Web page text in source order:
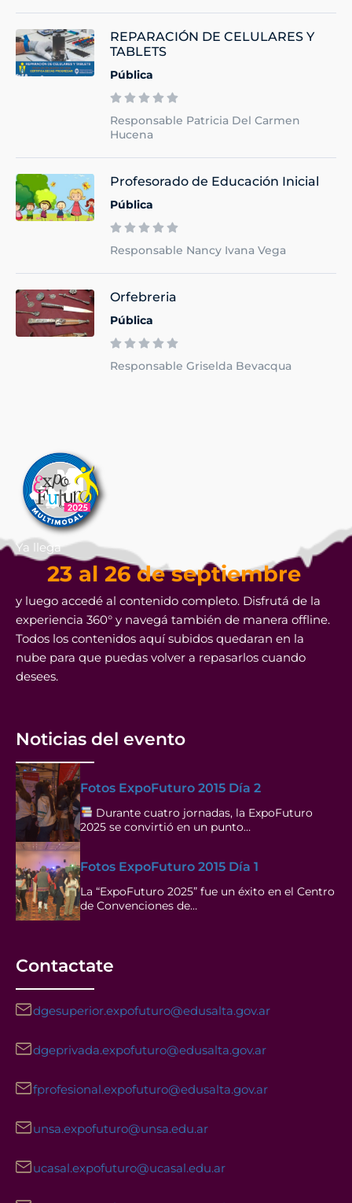
REPARACIÓN DE CELULARES Y
TABLETS
Pública
Responsable Patricia Del Carmen
Hucena
Profesorado de Educación Inicial
Pública
Responsable Nancy Ivana Vega
Orfebreria
Pública
Responsable Griselda Bevacqua
Ya llega
23 al 26 de septiembre
y luego accedé al contenido completo. Disfrutá de la
experiencia 360° y navegá también de manera offline.
Todos los contenidos aquí subidos quedaran en la
nube para que puedas volver a repasarlos cuando
desees.
Noticias del evento
Fotos ExpoFuturo 2015 Día 2
Durante cuatro jornadas, la ExpoFuturo
2025 se convirtió en un punto…
Fotos ExpoFuturo 2015 Día 1
La “ExpoFuturo 2025” fue un éxito en el Centro
de Convenciones de…
Contactate
dgesuperior.expofuturo@edusalta.gov.ar
dgeprivada.expofuturo@edusalta.gov.ar
fprofesional.expofuturo@edusalta.gov.ar
unsa.expofuturo@unsa.edu.ar
ucasal.expofuturo@ucasal.edu.ar